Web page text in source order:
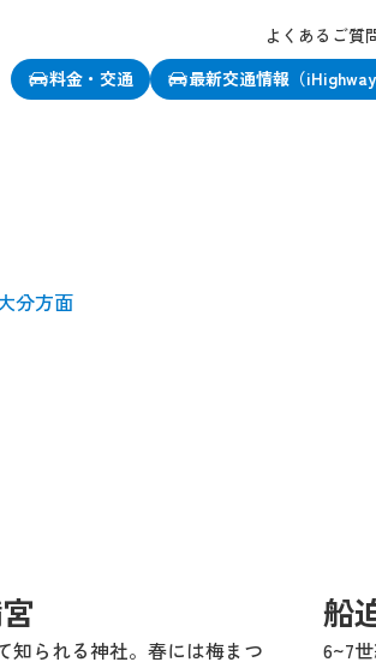
よくあるご質
料金・交通
最新交通情報（iHighway
分方面
知られる神社。春には梅まつ
船
6~7